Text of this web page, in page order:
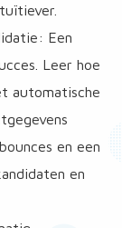
Een
Leer hoe
automatische
en een
en